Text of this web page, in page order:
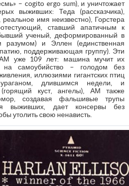
– cogito ergo sum), и уничтожает
выживших: Теда (рассказчика),
имя неизвестно), Горстера
ставший апатичным к
ученый, деформированный в
разумом) и Эллен (единственная
поддерживающая группу). Эти
уже 109 лет: машина мучит их
самоубийство – голодом без
иллюзиями гигантских птиц
длившимся недели, и
куст, ангелы), АМ также
создавая фальшивые трупы
выживших, дает консервы без
утолить свою ненависть.